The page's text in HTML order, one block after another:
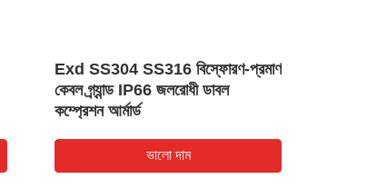
Exd SS304 SS316 বিস্ফোরণ-প্রমাণ
কেবল গ্র্যান্ড IP66 জলরোধী ডাবল
কম্প্রেশন আর্মার্ড
ভালো দাম